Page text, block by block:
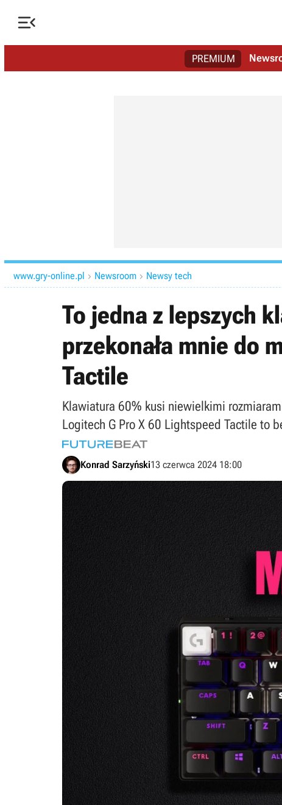

PREMIUM
www.gry-online.pl  Newsroom  Newsy tech
To jedna z lepszych
przekonała mnie do
Tactile
Klawiatura 60% kusi niewielkimi
Logitech G Pro X 60 Lightspeed Tactile to
Konrad Sarzyński13 czerwca 2024 18:00